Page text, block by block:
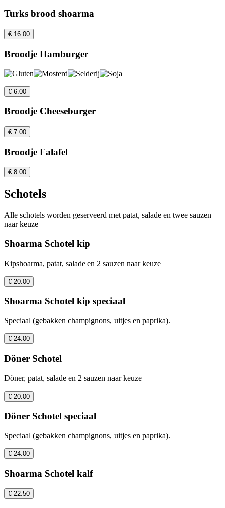
Turks brood shoarma
€ 16.00
Broodje Hamburger
€ 6.00
Broodje Cheeseburger
€ 7.00
Broodje Falafel
€ 8.00
Schotels
Alle schotels worden geserveerd met patat, salade en twee sauzen
naar keuze
Shoarma Schotel kip
Kipshoarma, patat, salade en 2 sauzen naar keuze
€ 20.00
Shoarma Schotel kip speciaal
Speciaal (gebakken champignons, uitjes en paprika).
€ 24.00
Döner Schotel
Döner, patat, salade en 2 sauzen naar keuze
€ 20.00
Döner Schotel speciaal
Speciaal (gebakken champignons, uitjes en paprika).
€ 24.00
Shoarma Schotel kalf
€ 22.50